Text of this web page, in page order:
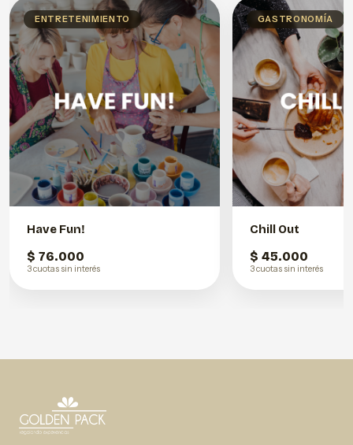
ENTRETENIMIENTO
Have Fun!
$ 76.000
3 cuotas sin interés
GASTRONOMÍA
Chill Out
$ 45.000
3 cuotas sin interés